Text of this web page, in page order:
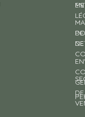
DE
DE
DE